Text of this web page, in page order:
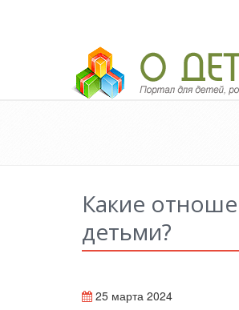
Педагогический портал «О
Какие
детьми?
25 марта 2024